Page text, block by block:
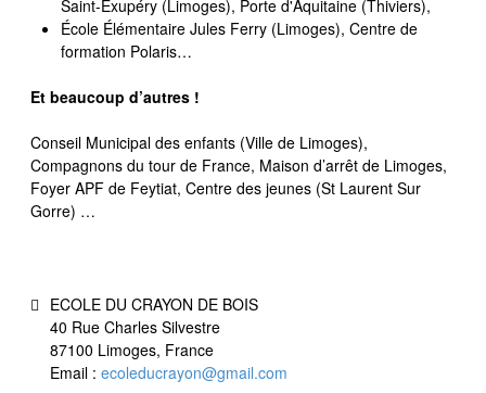
Saint-Éxupéry (Limoges), Porte d'Aquitaine (Thiviers),
École Élémentaire Jules Ferry (Limoges), Centre de
formation Polaris…
Et beaucoup d’autres !
Conseil Municipal des enfants (Ville de Limoges),
Compagnons du tour de France, Maison d’arrêt de Limoges,
Foyer APF de Feytiat, Centre des jeunes (St Laurent Sur
Gorre) …
ECOLE DU CRAYON DE BOIS
40 Rue Charles Silvestre
87100 Limoges, France
Email :ecoleducrayon@gmail.com